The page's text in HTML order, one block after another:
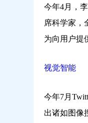
今年4月，
席科学家，
为向用户提
视觉智能
今年7月
出诸如图像